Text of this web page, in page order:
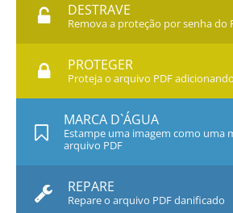
DESTRAVE
Remova a proteção por senha do
PROTEGER
Proteja o arquivo PDF
MARCA D`ÁGUA
Estampe uma imagem como uma
arquivo PDF
REPARE
Repare o arquivo PDF danificado